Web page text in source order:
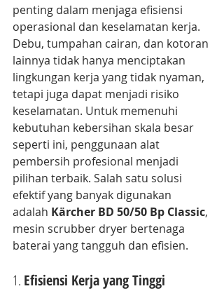
penting dalam menjaga efisiensi
operasional dan keselamatan kerja.
Debu, tumpahan cairan, dan kotoran
lainnya tidak hanya menciptakan
lingkungan kerja yang tidak nyaman,
tetapi juga dapat menjadi risiko
keselamatan. Untuk memenuhi
kebutuhan kebersihan skala besar
seperti ini, penggunaan alat
pembersih profesional menjadi
pilihan terbaik. Salah satu solusi
efektif yang banyak digunakan
adalah Kärcher BD 50/50 Bp Classic,
mesin scrubber dryer bertenaga
baterai yang tangguh dan efisien.
1. Efisiensi Kerja yang Tinggi